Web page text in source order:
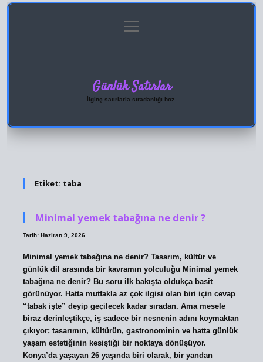
Gizlilik Politikası
menüyü
aç
Günlük Satırlar
İlginç satırlarla sıradanlığı boz.
Etiket: taba
Minimal yemek tabağına ne denir ?
Tarih: Haziran 9, 2026
Minimal yemek tabağına ne denir? Tasarım, kültür ve
günlük dil arasında bir kavramın yolculuğu Minimal yemek
tabağına ne denir? Bu soru ilk bakışta oldukça basit
görünüyor. Hatta mutfakla az çok ilgisi olan biri için cevap
“tabak işte” deyip geçilecek kadar sıradan. Ama mesele
biraz derinleştikçe, iş sadece bir nesnenin adını koymaktan
çıkıyor; tasarımın, kültürün, gastronominin ve hatta günlük
yaşam estetiğinin kesiştiği bir noktaya dönüşüyor.
Konya’da yaşayan 26 yaşında biri olarak, bir yandan